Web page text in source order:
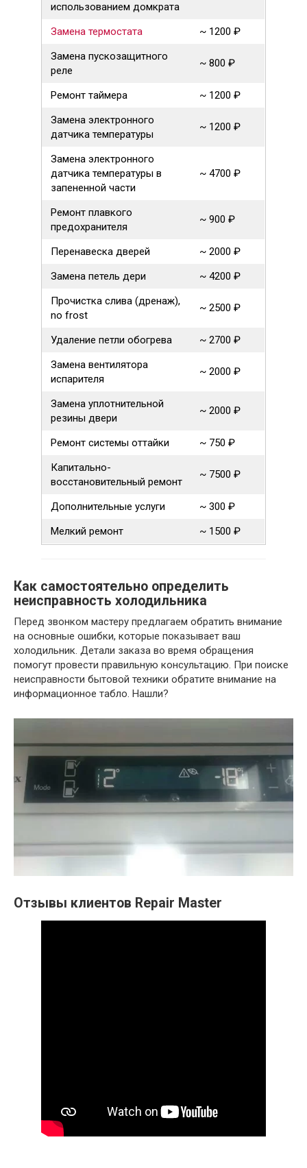
использованием домкрата
Замена термостата
~ 1200 ₽
Замена пускозащитного
реле
~ 800 ₽
Ремонт таймера
~ 1200 ₽
Замена электронного
датчика температуры
~ 1200 ₽
Замена электронного
датчика температуры в
запененной части
~ 4700 ₽
Ремонт плавкого
предохранителя
~ 900 ₽
Перенавеска дверей
~ 2000 ₽
Замена петель дери
~ 4200 ₽
Прочистка слива (дренаж),
no frost
~ 2500 ₽
Удаление петли обогрева
~ 2700 ₽
Замена вентилятора
испарителя
~ 2000 ₽
Замена уплотнительной
резины двери
~ 2000 ₽
Ремонт системы оттайки
~ 750 ₽
Капитально-
восстановительный ремонт
~ 7500 ₽
Дополнительные услуги
~ 300 ₽
Мелкий ремонт
~ 1500 ₽
Как самостоятельно определить
неисправность холодильника
Перед звонком мастеру предлагаем обратить внимание
на основные ошибки, которые показывает ваш
холодильник. Детали заказа во время обращения
помогут провести правильную консультацию. При поиске
неисправности бытовой техники обратите внимание на
информационное табло. Нашли?
Отзывы клиентов Repair Master